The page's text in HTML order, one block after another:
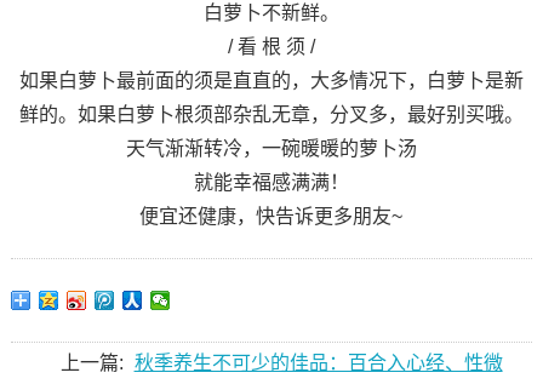
白萝卜不新鲜。
/ 看 根 须 /
如果白萝卜最前面的须是直直的，大多情况下，白萝卜是新
鲜的。如果白萝卜根须部杂乱无章，分叉多，最好别买哦。
天气渐渐转冷，一碗暖暖的萝卜汤
就能幸福感满满！
便宜还健康，快告诉更多朋友~
上一篇: 秋季养生不可少的佳品：百合入心经、性微